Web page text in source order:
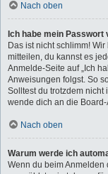
Nach oben
Ich habe mein Passwort
Das ist nicht schlimm!
mitteilen, du kannst es
Anmelde-Seite auf „Ich
Anweisungen folgst. So
Solltest du trotzdem nicht
wende dich an die
Nach oben
Warum werde ich
Wenn du beim Anmelden